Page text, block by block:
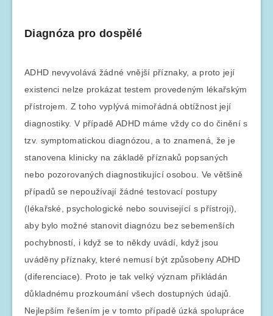
Diagnóza pro dospělé
ADHD nevyvolává žádné vnější příznaky, a proto její
existenci nelze prokázat testem provedeným lékařským
přístrojem. Z toho vyplývá mimořádná obtížnost její
diagnostiky. V případě ADHD máme vždy co do činění s
tzv. symptomatickou diagnózou, a to znamená, že je
stanovena klinicky na základě příznaků popsaných
nebo pozorovaných diagnostikující osobou. Ve většině
případů se nepoužívají žádné testovací postupy
(lékařské, psychologické nebo související s přístroji),
aby bylo možné stanovit diagnózu bez sebemenších
pochybností, i když se to někdy uvádí, když jsou
uváděny příznaky, které nemusí být způsobeny ADHD
(diferenciace). Proto je tak velký význam přikládán
důkladnému prozkoumání všech dostupných údajů.
Nejlepším řešením je v tomto případě úzká spolupráce